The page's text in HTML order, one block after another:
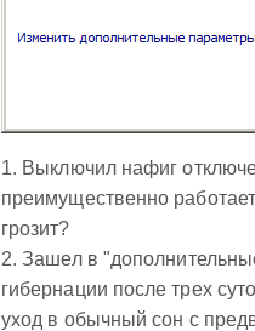
1. Выключил нафиг
преимущественно
грозит?
2. Зашел в
гибернации после трех
уход в обычный сон с